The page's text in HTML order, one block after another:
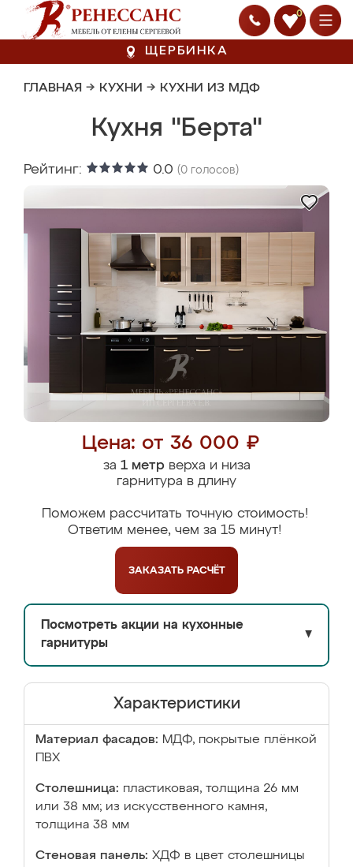
0
ЩЕРБИНКА
ГЛАВНАЯ → КУХНИ → КУХНИ ИЗ МДФ
Кухня "Берта"
Рейтинг: 0.0 (0 голосов)
Цена: от 36 000 ₽
за 1 метрверха и низа
гарнитура в длину
Поможем рассчитать точную стоимость!
Ответим менее, чем за 15 минут!
ЗАКАЗАТЬ РАСЧЁТ
Посмотреть акции на кухонные
гарнитуры
▼
Характеристики
Материал фасадов: МДФ, покрытые плёнкой
ПВХ
Столешница: пластиковая, толщина 26 мм
или 38 мм; из искусственного камня,
толщина 38 мм
Стеновая панель: ХДФ в цвет столешницы